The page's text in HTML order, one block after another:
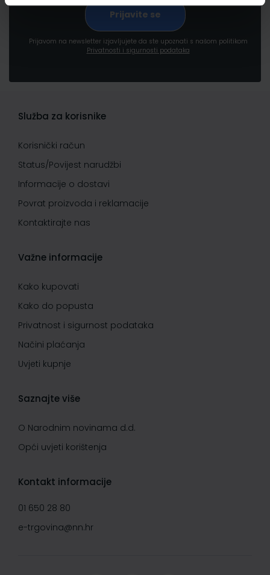
Prijavom na newsletter izjavljujete da ste upoznati s našom politikom
Privatnosti i sigurnosti podataka
Služba za korisnike
Korisnički račun
Status/Povijest narudžbi
Informacije o dostavi
Povrat proizvoda i reklamacije
Kontaktirajte nas
Važne informacije
Kako kupovati
Kako do popusta
Privatnost i sigurnost podataka
Načini plaćanja
Uvjeti kupnje
Saznajte više
O Narodnim novinama d.d.
Opći uvjeti korištenja
Kontakt informacije
01 650 28 80
e-trgovina@nn.hr